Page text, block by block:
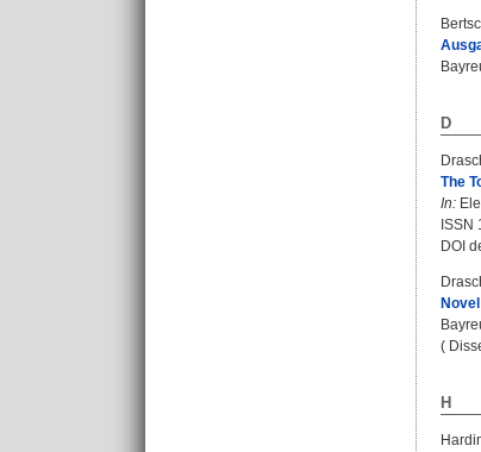
D
The
In:
ISSN
DOI
(
H